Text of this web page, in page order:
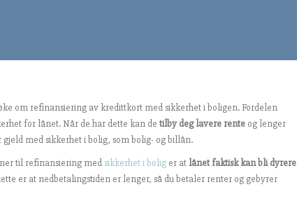
om refinansiering av kredittkort med sikkerhet i boligen. Fordelen
for lånet. Når de har dette kan de tilby deg lavere rente og lenger
med sikkerhet i bolig, som bolig- og billån.
til refinansiering med sikkerhet i bolig er at lånet faktisk kan bli dyrere
er at nedbetalingstiden er lenger, så du betaler renter og gebyrer